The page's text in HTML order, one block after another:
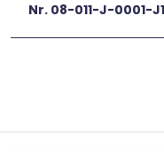
Nr. 08-011-J-0001-